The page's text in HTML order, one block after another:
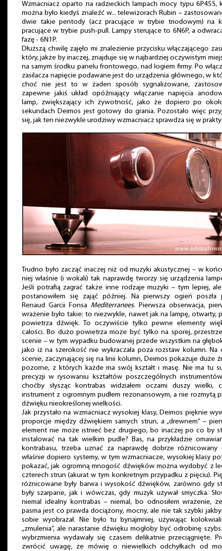
Wzmacniacz oparto na radzieckich lampach mocy typu 6P45S,
można było kiedyś znaleźć w... telewizorach Rubin –
dwie takie pentody (acz pracujące w trybie triodowym) na
pracujące w trybie push-pull. Lampy sterujące to 6N6P, a
fazę - 6N1P.
Dłuższą chwilę zajęło mi znalezienie przycisku włączającego
który, jakże by inaczej, znajduje się w najbardziej oczywistym
na samym środku panelu frontowego, nad logiem firmy. Po
zasilacza napięcie podawane jest do urządzenia głównego, w
choć nie jest to w żaden sposób sygnalizowane,
zapewne jakiś układ opóźniający włączanie napięcia
lamp, zwiększający ich żywotność, jako że dopiero po
sekundach Deimos jest gotowy do grania. Pozostało więc
się, jak ten niezwykle urodziwy wzmacniacz sprawdza się w
Trudno było zacząć inaczej niż od muzyki akustycznej – w
niej właśnie (i wokali) tak naprawdę tworzy się urządzenia
Jeśli potrafią zagrać także inne rodzaje muzyki – tym lepiej,
postanowiłem się zająć później. Na pierwszy ogień poszła
Renaud Garcii Fonsa Mediterranees. Pierwsza obserwacja,
wrażenie było takie: to niezwykle, nawet jak na lampę, otwarty,
powietrza dźwięk. To oczywiście tylko pewne elementy
całości. Bo dużo powietrza może być tylko na sporej,
scenie – w tym wypadku budowanej przede wszystkim na
jako iż na szerokość nie wykraczała poza rozstaw kolumn. Na
scenie, zaczynającej się na linii kolumn, Deimos pokazuje duże
pozorne, z których każde ma swój kształt i masę. Nie ma tu
precyzji w rysowaniu kształtów poszczególnych
choćby słysząc kontrabas widziałem oczami duszy wielki,
instrument z ogromnym pudłem rezonansowym, a nie rozmytą
dźwięku nieokreślonej wielkości.
Jak przystało na wzmacniacz wysokiej klasy, Deimos pięknie
proporcje między dźwiękiem samych strun, a „drewnem” –
element nie może istnieć bez drugiego, bo inaczej po co by
instalować na tak wielkim pudle? Bas, na przykładzie
kontrabasu, trzeba uznać za naprawdę dobrze
właśnie dopiero systemy, w tym wzmacniacze, wysokiej klasy
pokazać, jak ogromną mnogość dźwięków można wydobyć z
czterech strun (akurat w tym konkretnym przypadku z pięciu).
różnicowane były barwa i wysokość dźwięków, zarówno gdy
były szarpane, jak i wówczas, gdy muzyk używał smyczka.
niemal idealny kontrabas – niemal, bo odnosiłem wrażenie,
pasma jest co prawda dociążony, mocny, ale nie tak szybki
sobie wyobrażał. Nie było tu bynajmniej, używając
„zmulenia”, ale narastanie dźwięku mogłoby być odrobinę
wybrzmienia wydawały się czasem delikatnie przeciągnięte.
zwrócić uwagę, że mówię o niewielkich odchyłkach od